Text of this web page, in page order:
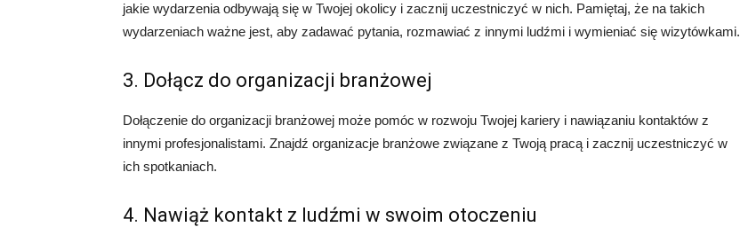
jakie wydarzenia odbywają się w Twojej okolicy i zacznij uczestniczyć w nich. Pamiętaj, że na takich
wydarzeniach ważne jest, aby zadawać pytania, rozmawiać z innymi ludźmi i wymieniać się wizytówkami.
3. Dołącz do organizacji branżowej
Dołączenie do organizacji branżowej może pomóc w rozwoju Twojej kariery i nawiązaniu kontaktów z
innymi profesjonalistami. Znajdź organizacje branżowe związane z Twoją pracą i zacznij uczestniczyć w
ich spotkaniach.
4. Nawiąż kontakt z ludźmi w swoim otoczeniu